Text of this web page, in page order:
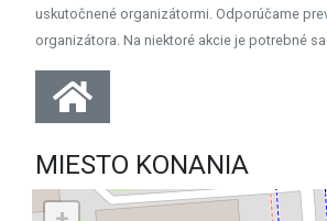
uskutočnené organizátormi. Odporúčame
organizátora. Na niektoré akcie je potrebné
MIESTO KONANIA